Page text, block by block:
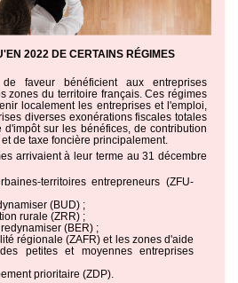
2022 DE CERTAINS RÉGIMES
faveur bénéficient aux entreprises
zones du territoire français. Ces régimes
localement les entreprises et l'emploi,
diverses exonérations fiscales totales
sur les bénéfices, de contribution
de taxe foncière principalement.
arrivaient à leur terme au 31 décembre
territoires entrepreneurs (ZFU-
(BUD) ;
rurale (ZRR) ;
(BER) ;
régionale (ZAFR) et les zones d'aide
petites et moyennes entreprises
prioritaire (ZDP).